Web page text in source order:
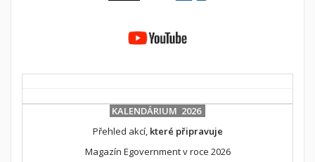
KALENDÁRIUM 2026
Přehled akcí, které připravuje
Magazín Egovernment v roce 2026